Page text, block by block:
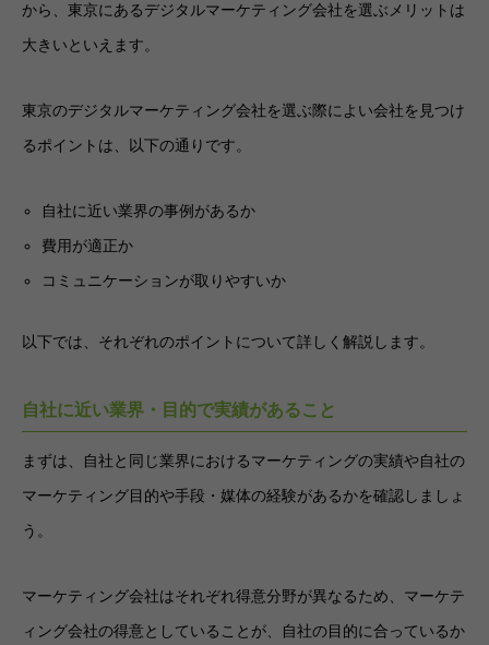
から、東京にあるデジタルマーケティング会社を選ぶメリットは
大きいといえます。
東京のデジタルマーケティング会社を選ぶ際によい会社を見つけ
るポイントは、以下の通りです。
自社に近い業界の事例があるか
費用が適正か
コミュニケーションが取りやすいか
以下では、それぞれのポイントについて詳しく解説します。
自社に近い業界・目的で実績があること
まずは、自社と同じ業界におけるマーケティングの実績や自社の
マーケティング目的や手段・媒体の経験があるかを確認しましょ
う。
マーケティング会社はそれぞれ得意分野が異なるため、マーケテ
ィング会社の得意としていることが、自社の目的に合っているか